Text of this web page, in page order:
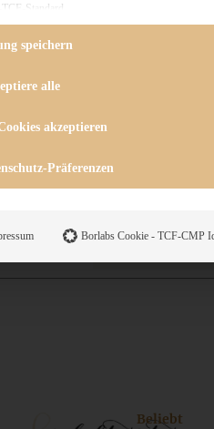
Beliebt
Standard
speichern
alle
akzeptieren
Präferenzen
Borlabs Cookie - TCF-CMP